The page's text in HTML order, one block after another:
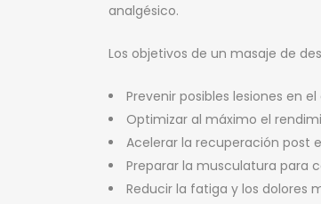
analgésico.
Los objetivos de un masaje de
Prevenir posibles lesiones en
Optimizar al máximo el
Acelerar la recuperación post
Preparar la musculatura para
Reducir la fatiga y los dolores